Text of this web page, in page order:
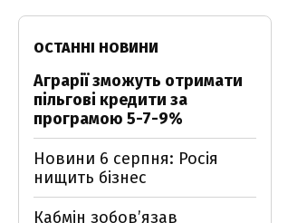
ОСТАННІ НОВИНИ
Аграрії зможуть отримати
пільгові кредити за
програмою 5-7-9%
Новини 6 серпня: Росія
нищить бізнес
Кабмін зобовʼязав